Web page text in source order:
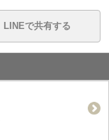
LINEで共有する